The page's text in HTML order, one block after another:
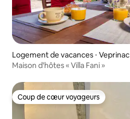
Logement de vacances ⋅ Veprinac
Maison d'hôtes « Villa Fani »
Coup de cœur voyageurs
Coup de cœur voyageurs